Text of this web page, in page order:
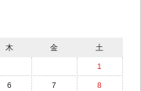
木 金 土
1
6 7 8